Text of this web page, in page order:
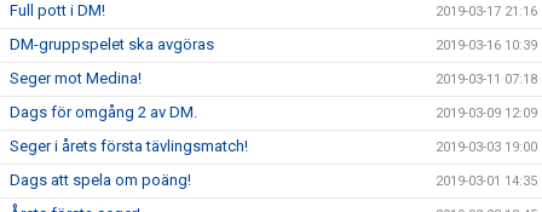
Full pott i DM! 2019-03-17 21:16
DM-gruppspelet ska avgöras 2019-03-16 10:39
Seger mot Medina! 2019-03-11 07:18
Dags för omgång 2 av DM. 2019-03-09 12:09
Seger i årets första tävlingsmatch! 2019-03-03 19:00
Dags att spela om poäng! 2019-03-01 14:35